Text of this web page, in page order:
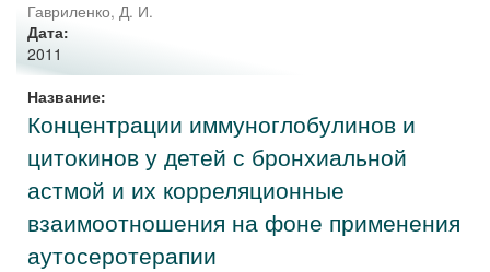
Гавриленко, Д. И.
Дата:
2011
Название:
Концентрации иммуноглобулинов и
цитокинов у детей с бронхиальной
астмой и их корреляционные
взаимоотношения на фоне применения
аутосеротерапии